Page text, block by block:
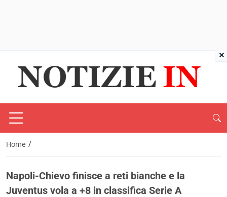
Home /
Napoli-Chievo finisce a reti bianche e la
Juventus vola a +8 in classifica Serie A
×